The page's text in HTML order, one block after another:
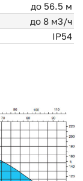
до 56.5 м
до 8 м3/ч
IP54